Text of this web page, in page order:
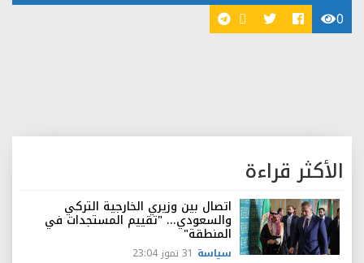
0
الأكثر قراءة
اتصال بين وزيري الخارجية التركي
والسعودي... "تقييم المستجدات في
المنطقة"
سياسة 31 تموز 23:04